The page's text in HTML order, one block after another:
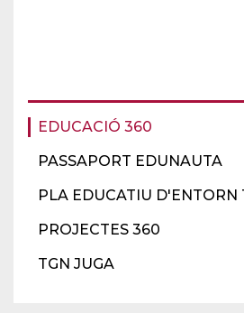
EDUCACIÓ 360
PASSAPORT EDUNAUTA
PLA EDUCATIU D'ENTORN
PROJECTES 360
TGN JUGA